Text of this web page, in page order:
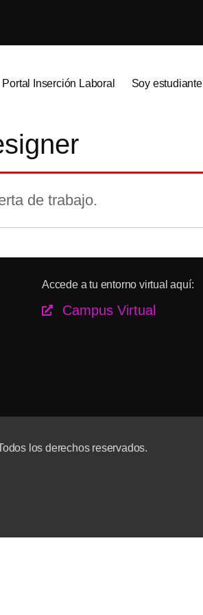
Portal Inserción Laboral Soy estudiante
de trabajo.
Accede a tu entorno virtual aquí:
Campus Virtual
los derechos reservados.